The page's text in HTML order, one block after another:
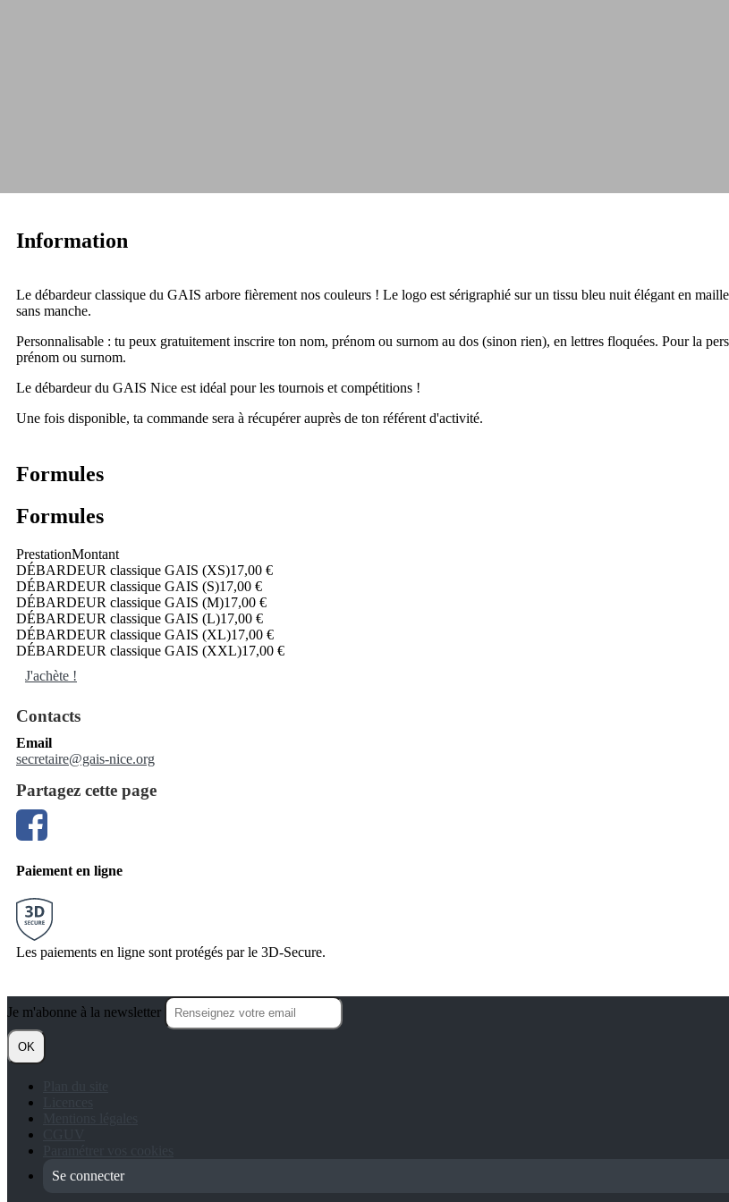
Information
Le débardeur classique du GAIS arbore fièrement nos couleurs ! Le logo est sérigraphié sur un tissu bleu nuit élégant en
sans manche.
Personnalisable : tu peux gratuitement inscrire ton nom, prénom ou surnom au dos (sinon rien), en lettres floquées. Pour la
prénom ou surnom.
Le débardeur du GAIS Nice est idéal pour les tournois et compétitions !
Une fois disponible, ta commande sera à récupérer auprès de ton référent d'activité.
Formules
Formules
PrestationMontant
DÉBARDEUR classique GAIS (XS)17,00 €
DÉBARDEUR classique GAIS (S)17,00 €
DÉBARDEUR classique GAIS (M)17,00 €
DÉBARDEUR classique GAIS (L)17,00 €
DÉBARDEUR classique GAIS (XL)17,00 €
DÉBARDEUR classique GAIS (XXL)17,00 €
J'achète !
Contacts
Email
secretaire@gais-nice.org
Partagez cette page
Paiement en ligne
Les paiements en ligne sont protégés par le 3D-Secure.
Je m'abonne à la newsletter
OK
Se connecter